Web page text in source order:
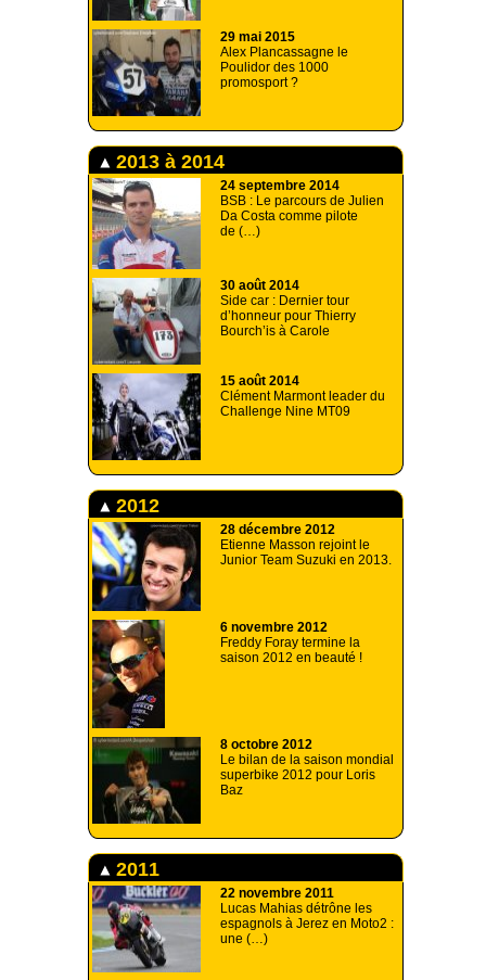
29 mai 2015
Alex Plancassagne le
Poulidor des 1000
promosport ?
2013 à 2014
24 septembre 2014
BSB : Le parcours de Julien
Da Costa comme pilote
de (…)
30 août 2014
Side car : Dernier tour
d’honneur pour Thierry
Bourch’is à Carole
15 août 2014
Clément Marmont leader du
Challenge Nine MT09
2012
28 décembre 2012
Etienne Masson rejoint le
Junior Team Suzuki en 2013.
6 novembre 2012
Freddy Foray termine la
saison 2012 en beauté !
8 octobre 2012
Le bilan de la saison mondial
superbike 2012 pour Loris
Baz
2011
22 novembre 2011
Lucas Mahias détrône les
espagnols à Jerez en Moto2 :
une (…)